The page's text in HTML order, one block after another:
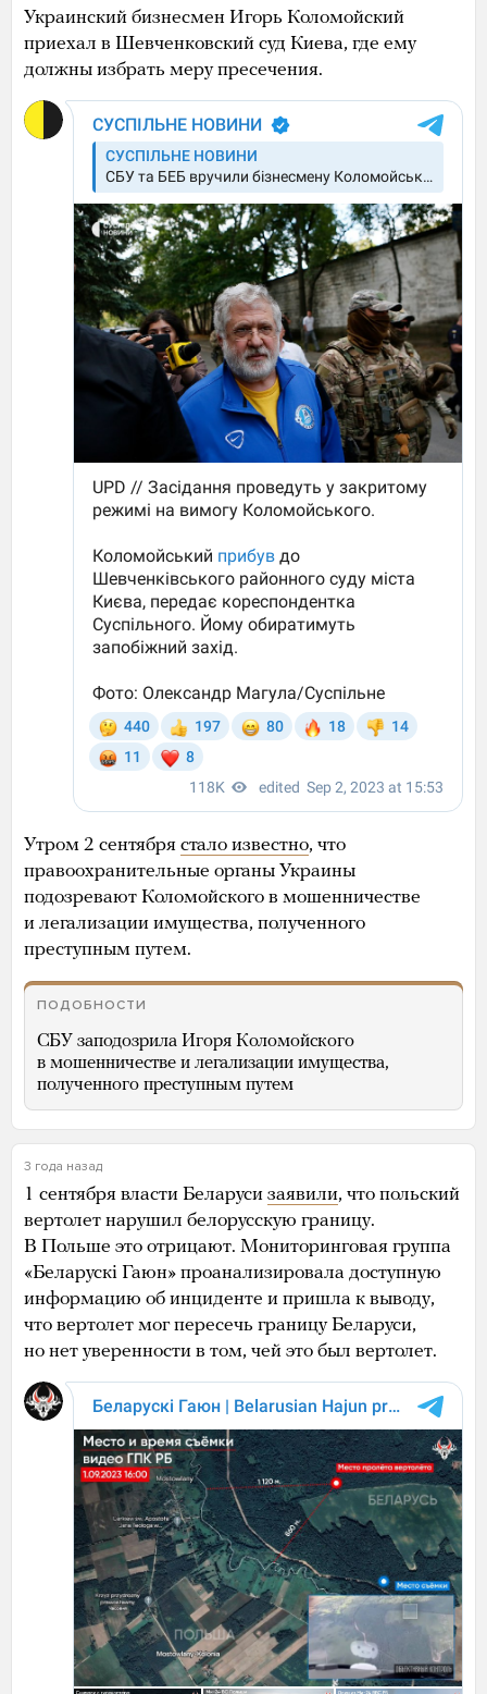
Украинский бизнесмен Игорь Коломойский
приехал в Шевченковский суд Киева, где ему
должны избрать меру пресечения.
Утром 2 сентября стало известно, что
правоохранительные органы Украины
подозревают Коломойского в мошенничестве
и легализации имущества, полученного
преступным путем.
ПОДОБНОСТИ
СБУ заподозрила Игоря Коломойского
в мошенничестве и легализации имущества,
полученного преступным путем
3 года назад
1 сентября власти Беларуси заявили, что польский
вертолет нарушил белорусскую границу.
В Польше это отрицают. Мониторинговая группа
«Беларускі Гаюн» проанализировала доступную
информацию об инциденте и пришла к выводу,
что вертолет мог пересечь границу Беларуси,
но нет уверенности в том, чей это был вертолет.